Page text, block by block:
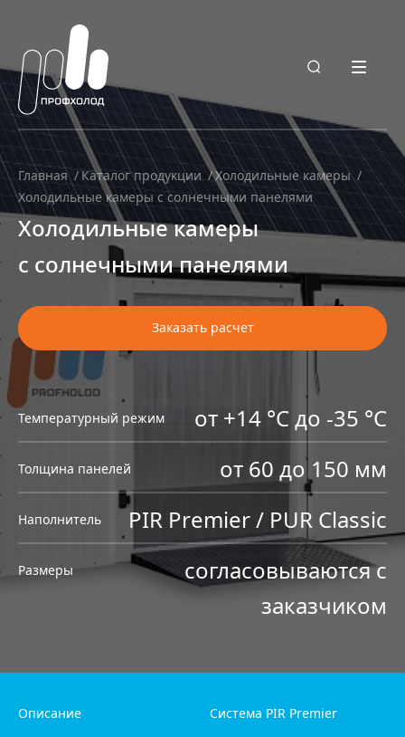
Главная Каталог продукции
Холодильные камеры
Холодильные камеры с солнечными панелями
Холодильные камеры
с солнечными панелями
Заказать расчет
Температурный режим от +14 °C до -35 °C
Толщина панелей от 60 до 150 мм
Наполнитель PIR Premier / PUR Classic
Размеры
согласовываются с
заказчиком
Описание Система PIR Premier